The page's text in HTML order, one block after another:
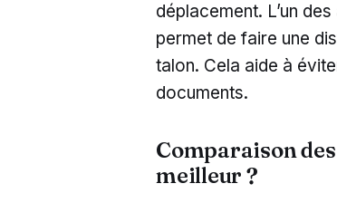
déplacement. L’un
permet de faire une
talon. Cela aide à
documents.
Comparaison
meilleur ?